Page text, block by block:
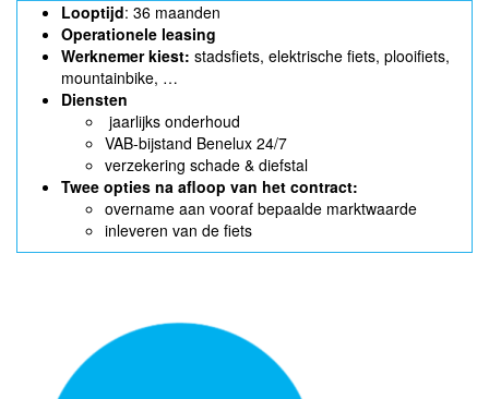
Looptijd: 36 maanden
Operationele leasing
Werknemer kiest: stadsfiets, elektrische fiets, plooifiets,
mountainbike, …
Diensten
jaarlijks onderhoud
VAB-bijstand Benelux 24/7
verzekering schade & diefstal
Twee opties na afloop van het contract:
overname aan vooraf bepaalde marktwaarde
inleveren van de fiets